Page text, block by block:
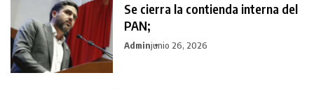
Se cierra la contienda interna del
PAN;
Adminjunio 26, 2026